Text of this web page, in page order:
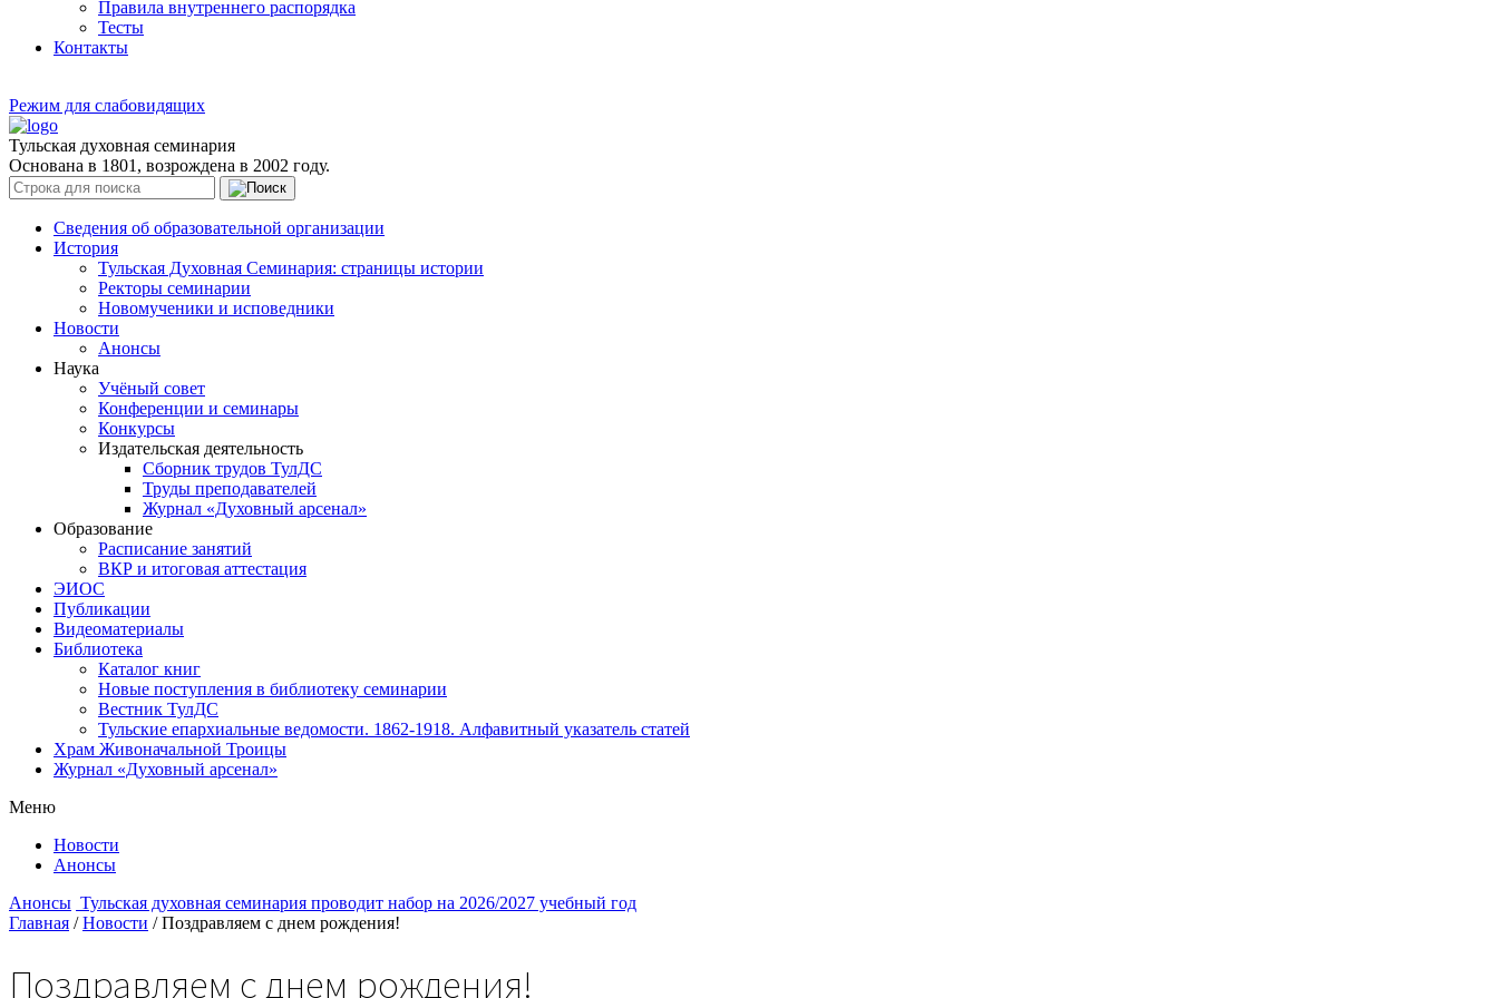
Правила внутреннего распорядка
Тесты
Контакты
Режим для слабовидящих
Тульская духовная семинария
Основана в 1801, возрождена в 2002 году.
Сведения об образовательной организации
История
Тульская Духовная Семинария: страницы истории
Ректоры семинарии
Новомученики и исповедники
Новости
Анонсы
Наука
Учёный совет
Конференции и семинары
Конкурсы
Издательская деятельность
Сборник трудов ТулДС
Труды преподавателей
Журнал «Духовный арсенал»
Образование
Расписание занятий
ВКР и итоговая аттестация
ЭИОС
Публикации
Видеоматериалы
Библиотека
Каталог книг
Новые поступления в библиотеку семинарии
Вестник ТулДС
Тульские епархиальные ведомости. 1862-1918. Алфавитный указатель статей
Храм Живоначальной Троицы
Журнал «Духовный арсенал»
Меню
Новости
Анонсы
Анонсы Тульская духовная семинария проводит набор на 2026/2027 учебный год
Главная / Новости / Поздравляем с днем рождения!
Поздравляем с днем рождения!